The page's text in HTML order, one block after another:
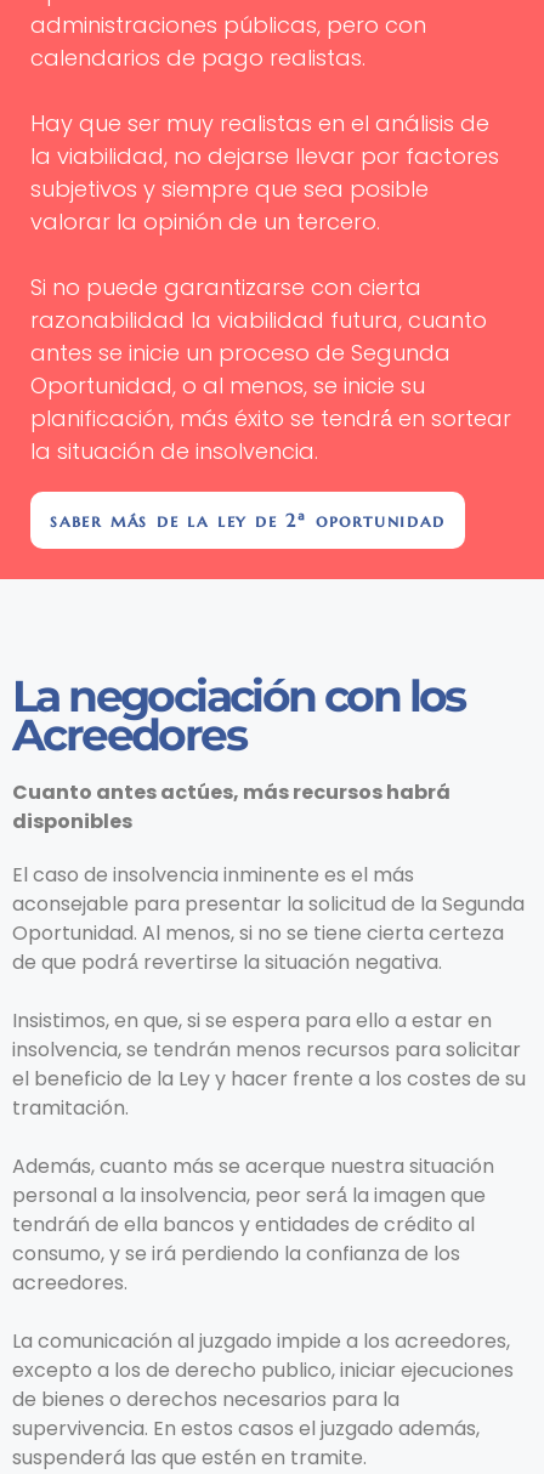
administraciones públicas, pero con
calendarios de pago realistas.
Hay que ser muy realistas en el análisis de
la viabilidad, no dejarse llevar por factores
subjetivos y siempre que sea posible
valorar la opinión de un tercero.
Si no puede garantizarse con cierta
razonabilidad la viabilidad futura, cuanto
antes se inicie un proceso de Segunda
Oportunidad, o al menos, se inicie su
planificación, más éxito se tendrá́ en sortear
la situación de insolvencia.
saber más de la ley de 2ª oportunidad
La negociación con los
Acreedores
Cuanto antes actúes, más recursos habrá
disponibles
El caso de insolvencia inminente es el más
aconsejable para presentar la solicitud de la Segunda
Oportunidad. Al menos, si no se tiene cierta certeza
de que podrá́ revertirse la situación negativa.
Insistimos, en que, si se espera para ello a estar en
insolvencia, se tendrán menos recursos para solicitar
el beneficio de la Ley y hacer frente a los costes de su
tramitación.
Además, cuanto más se acerque nuestra situación
personal a la insolvencia, peor será́ la imagen que
tendráń de ella bancos y entidades de crédito al
consumo, y se irá perdiendo la confianza de los
acreedores.
La comunicación al juzgado impide a los acreedores,
excepto a los de derecho publico, iniciar ejecuciones
de bienes o derechos necesarios para la
supervivencia. En estos casos el juzgado además,
suspenderá las que estén en tramite.